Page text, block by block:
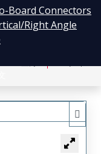
Board Connectors
Right Angle